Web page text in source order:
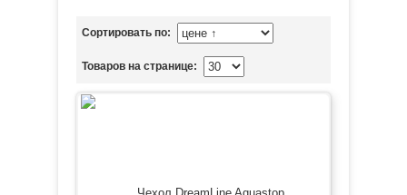
Сортировать по:
Товаров на странице: